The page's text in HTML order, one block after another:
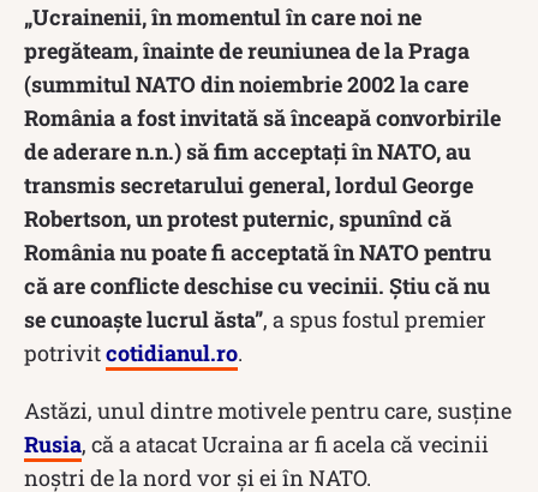
„Ucrainenii, în momentul în care noi ne
pregăteam, înainte de reuniunea de la Praga
(summitul NATO din noiembrie 2002 la care
România a fost invitată să înceapă convorbirile
de aderare n.n.) să fim acceptați în NATO, au
transmis secretarului general, lordul George
Robertson, un protest puternic, spunînd că
România nu poate fi acceptată în NATO pentru
că are conflicte deschise cu vecinii. Știu că nu
se cunoaște lucrul ăsta”, a spus fostul premier
potrivitcotidianul.ro.
Astăzi, unul dintre motivele pentru care, susține
Rusia, că a atacat Ucraina ar fi acela că vecinii
noștri de la nord vor și ei în NATO.